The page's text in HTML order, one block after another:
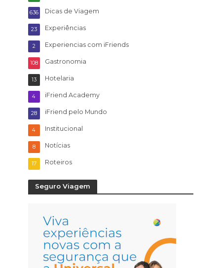
Dicas de Viagem
636
Experiências
23
Experiencias com iFriends
2
Gastronomia
108
Hotelaria
13
iFriend Academy
4
iFriend pelo Mundo
28
Institucional
4
Notícias
8
Roteiros
17
Seguro Viagem